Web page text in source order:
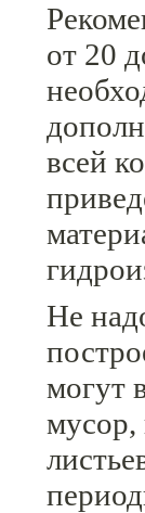
от 20
всей
Не
могут
мусор,